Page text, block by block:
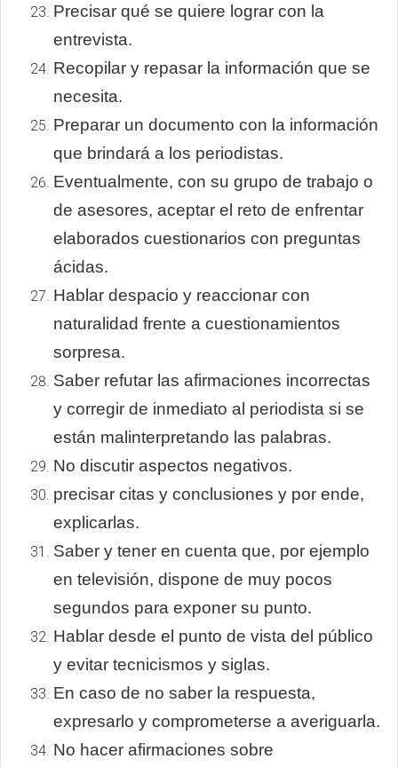
Precisar qué se quiere lograr con la
entrevista.
Recopilar y repasar la información que se
necesita.
Preparar un documento con la información
que brindará a los periodistas.
Eventualmente, con su grupo de trabajo o
de asesores, aceptar el reto de enfrentar
elaborados cuestionarios con preguntas
ácidas.
Hablar despacio y reaccionar con
naturalidad frente a cuestionamientos
sorpresa.
Saber refutar las afirmaciones incorrectas
y corregir de inmediato al periodista si se
están malinterpretando las palabras.
No discutir aspectos negativos.
precisar citas y conclusiones y por ende,
explicarlas.
Saber y tener en cuenta que, por ejemplo
en televisión, dispone de muy pocos
segundos para exponer su punto.
Hablar desde el punto de vista del público
y evitar tecnicismos y siglas.
En caso de no saber la respuesta,
expresarlo y comprometerse a averiguarla.
No hacer afirmaciones sobre